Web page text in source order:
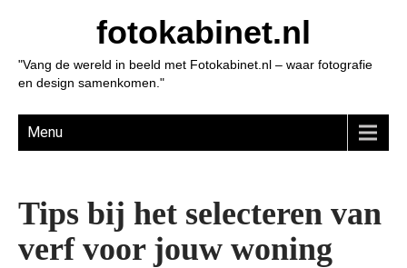
fotokabinet.nl
"Vang de wereld in beeld met Fotokabinet.nl – waar fotografie
en design samenkomen."
Menu
Tips bij het selecteren van
verf voor jouw woning